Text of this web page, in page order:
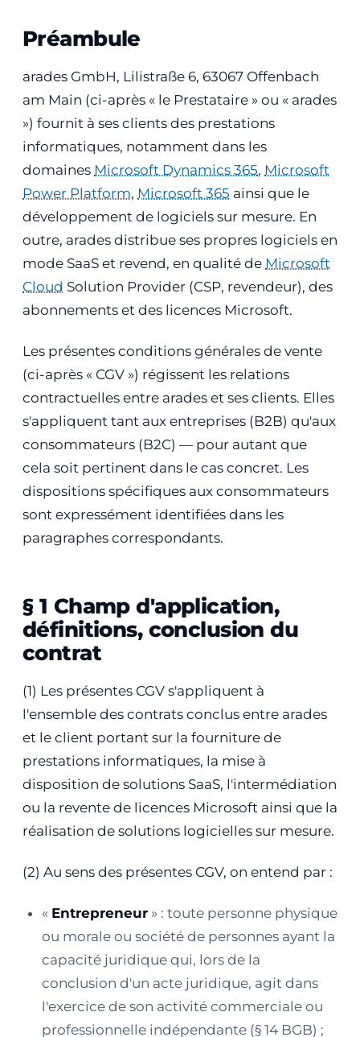
Préambule
arades GmbH, Lilistraße 6, 63067 Offenbach
am Main (ci-après « le Prestataire » ou « arades
») fournit à ses clients des prestations
informatiques, notamment dans les
domaines Microsoft Dynamics 365, Microsoft
Power Platform, Microsoft 365 ainsi que le
développement de logiciels sur mesure. En
outre, arades distribue ses propres logiciels en
mode SaaS et revend, en qualité de Microsoft
Cloud Solution Provider (CSP, revendeur), des
abonnements et des licences Microsoft.
Les présentes conditions générales de vente
(ci-après « CGV ») régissent les relations
contractuelles entre arades et ses clients. Elles
s'appliquent tant aux entreprises (B2B) qu'aux
consommateurs (B2C) — pour autant que
cela soit pertinent dans le cas concret. Les
dispositions spécifiques aux consommateurs
sont expressément identifiées dans les
paragraphes correspondants.
§ 1 Champ d'application,
définitions, conclusion du
contrat
(1) Les présentes CGV s'appliquent à
l'ensemble des contrats conclus entre arades
et le client portant sur la fourniture de
prestations informatiques, la mise à
disposition de solutions SaaS, l'intermédiation
ou la revente de licences Microsoft ainsi que la
réalisation de solutions logicielles sur mesure.
(2) Au sens des présentes CGV, on entend par :
« Entrepreneur » : toute personne physique
ou morale ou société de personnes ayant la
capacité juridique qui, lors de la
conclusion d'un acte juridique, agit dans
l'exercice de son activité commerciale ou
professionnelle indépendante (§ 14 BGB) ;